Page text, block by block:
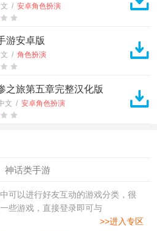
/ 安卓角色扮演
游安卓版
/ 角色扮演
之旅第五章完整汉化版
文 / 安卓角色扮演
可以进行好友互动的游戏分类，很
些游戏，直接登录即可与
>>进入专区